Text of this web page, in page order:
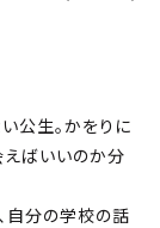
公生。かをりに
ばいいのか分
自分の学校の話